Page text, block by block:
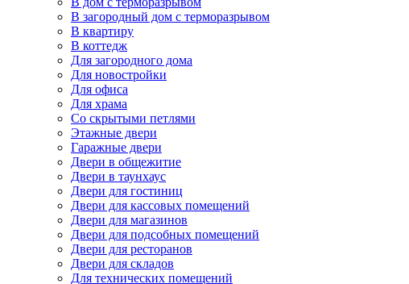
В загородный дом с терморазрывом
В квартиру
В коттедж
Для загородного дома
Для новостройки
Для офиса
Для храма
Со скрытыми петлями
Этажные двери
Гаражные двери
Двери в общежитие
Двери в таунхаус
Двери для гостиниц
Двери для кассовых помещений
Двери для магазинов
Двери для подсобных помещений
Двери для ресторанов
Двери для складов
Для технических помещений